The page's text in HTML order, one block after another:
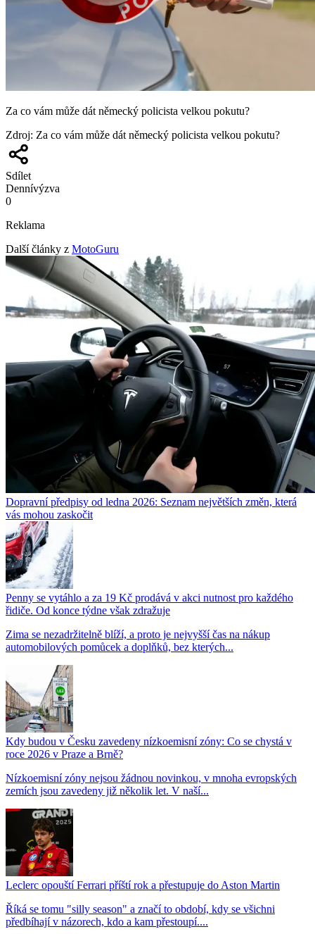
Za co vám může dát německý policista velkou pokutu?
Zdroj: Za co vám může dát německý policista velkou pokutu?
Sdílet
Dennívýzva
0
Reklama
Další články z MotoGuru
Dopravní předpisy od ledna 2026: Seznam největších změn, která
vás mohou zaskočit
Penny se vytáhlo a za 19 Kč prodává v akci nutnost pro každého
řidiče. Od konce týdne však zdražuje
Zima se nezadržitelně blíží, a proto je nejvyšší čas na nákup
automobilových pomůcek a doplňků, bez kterých...
Kdy budou v Česku zavedeny nízkoemisní zóny: Co se chystá v
roce 2026 v Praze a Brně?
Nízkoemisní zóny nejsou žádnou novinkou, v mnoha evropských
zemích jsou zavedeny již několik let. V naší...
Leclerc opouští Ferrari příští rok a přestupuje do Aston Martin
Říká se tomu "silly season" a značí to období, kdy se všichni
předbíhají v názorech, kdo a kam přestoupí....